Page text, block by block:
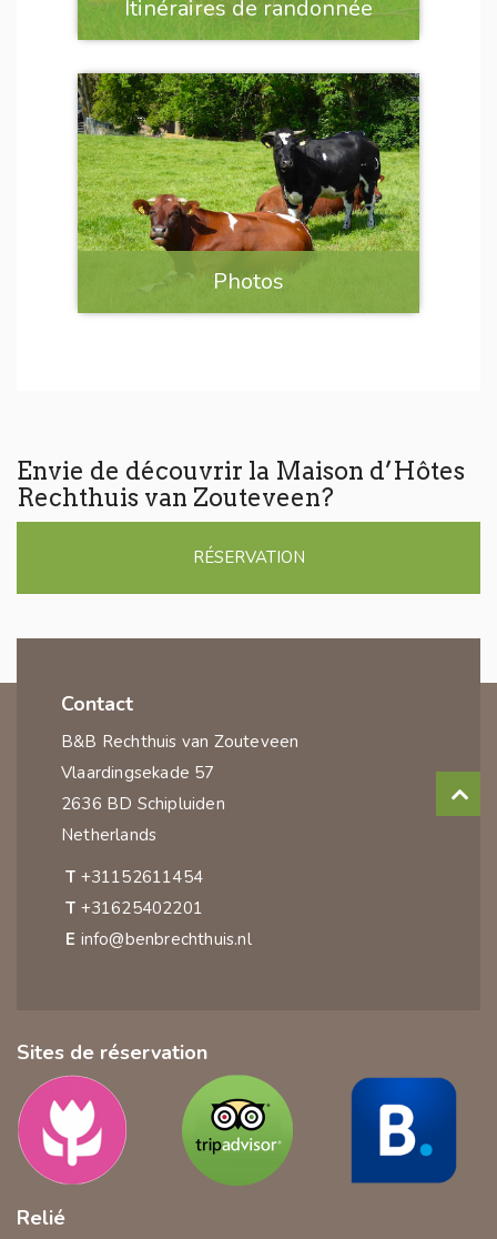
Itinéraires de randonnée
Photos
Envie de découvrir la Maison d’Hôtes
Rechthuis van Zouteveen?
RÉSERVATION
Contact
B&B Rechthuis van Zouteveen
Vlaardingsekade 57
2636 BD Schipluiden
Netherlands
T +31152611454
T +31625402201
E info@benbrechthuis.nl
Sites de réservation
Relié